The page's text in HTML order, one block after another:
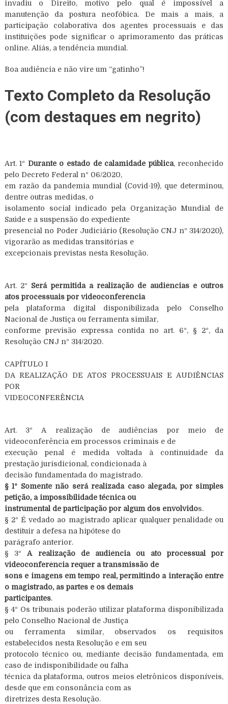
invadiu o Direito, motivo pelo qual é impossível a
manutenção da postura neofóbica. De mais a mais, a
participação colaborativa dos agentes processuais e das
instituições pode significar o aprimoramento das práticas
online. Aliás, a tendência mundial.
Boa audiência e não vire um “gatinho”!
Texto Completo da Resolução
(com destaques em negrito)
Art. 1º Durante o estado de calamidade pública, reconhecido
pelo Decreto Federal nº 06/2020,
em razão da pandemia mundial (Covid-19), que determinou,
dentre outras medidas, o
isolamento social indicado pela Organização Mundial de
Saúde e a suspensão do expediente
presencial no Poder Judiciário (Resolução CNJ nº 314/2020),
vigorarão as medidas transitórias e
excepcionais previstas nesta Resolução.
Art. 2º Será permitida a realização de audiências e outros
atos processuais por videoconferência
pela plataforma digital disponibilizada pelo Conselho
Nacional de Justiça ou ferramenta similar,
conforme previsão expressa contida no art. 6º, § 2º, da
Resolução CNJ nº 314/2020.
CAPÍTULO I
DA REALIZAÇÃO DE ATOS PROCESSUAIS E AUDIÊNCIAS
POR
VIDEOCONFERÊNCIA
Art. 3º A realização de audiências por meio de
videoconferência em processos criminais e de
execução penal é medida voltada à continuidade da
prestação jurisdicional, condicionada à
decisão fundamentada do magistrado.
§ 1º Somente não será realizada caso alegada, por simples
petição, a impossibilidade técnica ou
instrumental de participação por algum dos envolvidos.
§ 2º É vedado ao magistrado aplicar qualquer penalidade ou
destituir a defesa na hipótese do
parágrafo anterior.
§ 3ºA realização de audiência ou ato processual por
videoconferência requer a transmissão de
sons e imagens em tempo real, permitindo a interação entre
o magistrado, as partes e os demais
participantes.
§ 4º Os tribunais poderão utilizar plataforma disponibilizada
pelo Conselho Nacional de Justiça
ou ferramenta similar, observados os requisitos
estabelecidos nesta Resolução e em seu
protocolo técnico ou, mediante decisão fundamentada, em
caso de indisponibilidade ou falha
técnica da plataforma, outros meios eletrônicos disponíveis,
desde que em consonância com as
diretrizes desta Resolução.